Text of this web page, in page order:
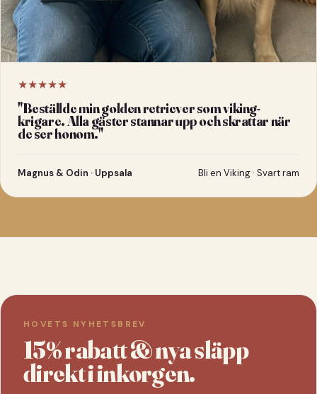
★★★★★
"Beställde min golden retriever som viking-
krigare. Alla gäster stannar upp och skrattar när
de ser honom."
Magnus & Odin · Uppsala Bli en Viking · Svart ram
HOVETS NYHETSBREV
15% rabatt & nya släpp
direkt i inkorgen.